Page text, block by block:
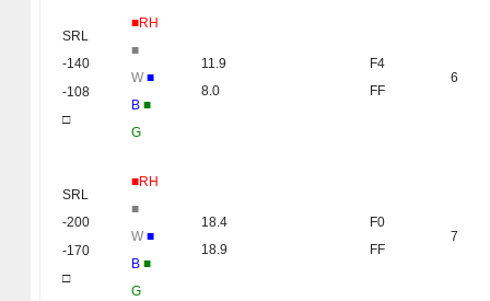
SRL
-140
-108
□
■RH
■
W■
B■
G
11.9
8.0
F4
FF
6
SRL
-200
-170
□
■RH
■
W■
B■
G
18.4
18.9
F0
FF
7